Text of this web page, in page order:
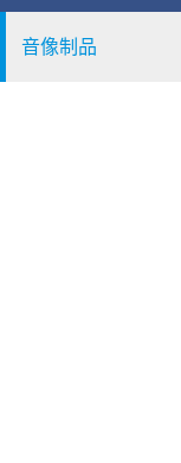
音像制品